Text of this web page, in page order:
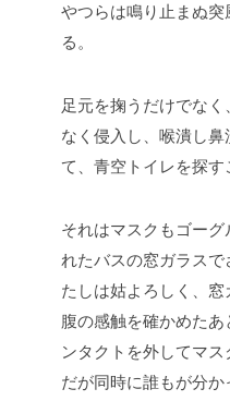
やつらは鳴り止まぬ突
る。
足元を掬うだけでな
なく侵入し、喉潰し
て、青空トイレを探す
それはマスクもゴー
れたバスの窓ガラス
たしは姑よろしく、
腹の感触を確かめた
ンタクトを外してマス
だが同時に誰もが分